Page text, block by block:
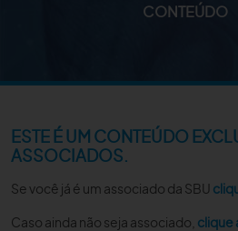
PUBLICAÇÕES
SBU NO CONSULTÓRIO
CONTEÚDO
ESTE É UM CONTEÚDO
ASSOCIADOS.
Se você já é um associado da SBU
Caso ainda não seja associado, clique